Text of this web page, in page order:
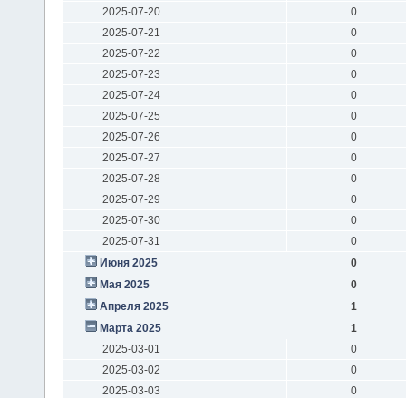
2025-07-20
0
2025-07-21
0
2025-07-22
0
2025-07-23
0
2025-07-24
0
2025-07-25
0
2025-07-26
0
2025-07-27
0
2025-07-28
0
2025-07-29
0
2025-07-30
0
2025-07-31
0
Июня 2025
0
Мая 2025
0
Апреля 2025
1
Марта 2025
1
2025-03-01
0
2025-03-02
0
2025-03-03
0